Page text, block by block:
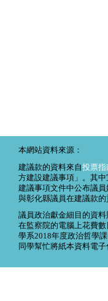
本網站資料來源：
建議款的資料來自投票指
方建設建議事項」。其
建議事項文件中公布議
與彰化縣議員在建議款的
議員政治獻金細目的資
在監察院的電腦上花費
學系2018年度政治哲學
同學幫忙將紙本資料電子